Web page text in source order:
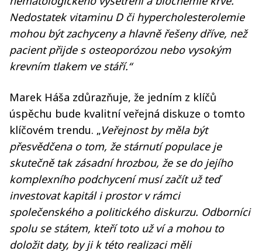
Nedostatek vitaminu D či hypercholesterolemie
mohou být zachyceny a hlavně řešeny dříve, než
pacient přijde s osteoporózou nebo vysokým
krevním tlakem ve stáří.“
Marek Háša zdůrazňuje, že jedním z klíčů
úspěchu bude kvalitní veřejná diskuze o tomto
klíčovém trendu. „Veřejnost by měla být
přesvědčena o tom, že stárnutí populace je
skutečně tak zásadní hrozbou, že se do jejího
komplexního podchycení musí začít už teď
investovat kapitál i prostor v rámci
společenského a politického diskurzu. Odborníci
spolu se státem, kteří toto už ví a mohou to
doložit daty, by ji k této realizaci měli